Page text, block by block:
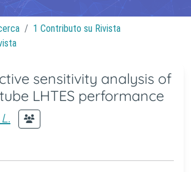
1 Contributo su Rivista
sensitivity analysis of
LHTES performance